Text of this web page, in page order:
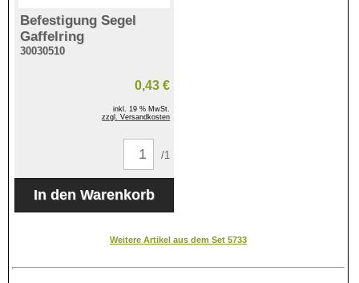
Befestigung Segel
Gaffelring
30030510
0,43 €
inkl. 19 % MwSt.
zzgl. Versandkosten
/1
Weitere Artikel aus dem Set 5733